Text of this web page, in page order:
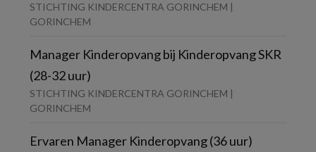
STICHTING KINDERCENTRA GORINCHEM |
GORINCHEM
Manager Kinderopvang bij Kinderopvang SKR
(28-32 uur)
STICHTING KINDERCENTRA GORINCHEM |
GORINCHEM
Ervaren Manager Kinderopvang (36 uur)